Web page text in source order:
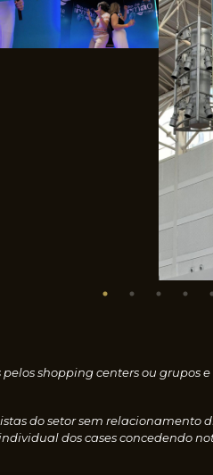
shopping centers ou grupos
do setor sem relacionamento
dos cases concedendo